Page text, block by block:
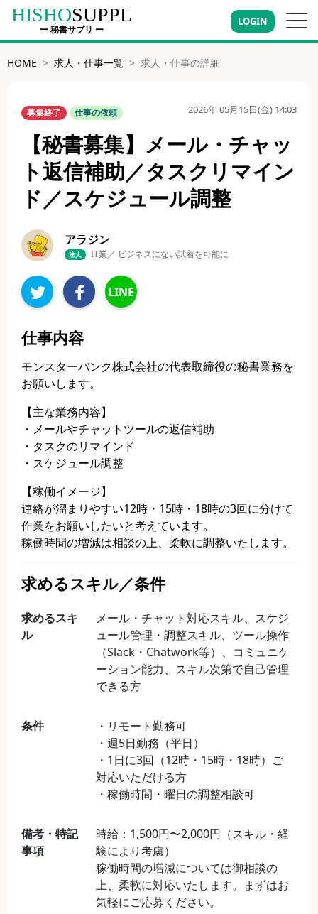
HISHOSUPPL
ー 秘書サプリ ー
LOGIN
HOME 求人・仕事一覧 求人・仕事の詳細
募集終了 仕事の依頼 2026年 05月15日(金) 14:03
【秘書募集】メール・チャッ
ト返信補助／タスクリマイン
ド／スケジュール調整
アラジン
法人 IT業／ ビジネスにない試着を可能に
LINE
仕事内容
モンスターバンク株式会社の代表取締役の秘書業務を
お願いします。
【主な業務内容】
・メールやチャットツールの返信補助
・タスクのリマインド
・スケジュール調整
【稼働イメージ】
連絡が溜まりやすい12時・15時・18時の3回に分けて
作業をお願いしたいと考えています。
稼働時間の増減は相談の上、柔軟に調整いたします。
求めるスキル／条件
求めるスキ
ル
メール・チャット対応スキル、スケジ
ュール管理・調整スキル、ツール操作
（Slack・Chatwork等）、コミュニケ
ーション能力、スキル次第で自己管理
できる方
条件
・リモート勤務可
・週5日勤務（平日）
・1日に3回（12時・15時・18時）ご
対応いただける方
・稼働時間・曜日の調整相談可
備考・特記
事項
時給：1,500円〜2,000円（スキル・経
験により考慮）
稼働時間の増減については御相談の
上、柔軟に対応いたします。まずはお
気軽にご応募ください。